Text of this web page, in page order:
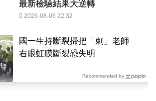
最新檢驗結果大逆轉
2026-08-06 22:32
國一生持斷裂掃把「刺」老師
右眼虹膜斷裂恐失明
Recommended by